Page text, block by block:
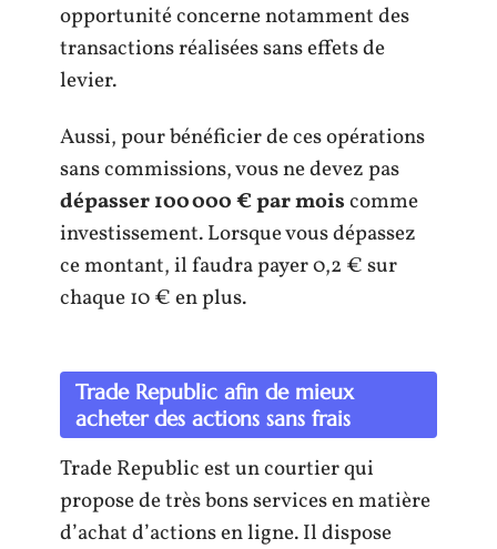
opportunité concerne notamment des
transactions réalisées sans effets de
levier.
Aussi, pour bénéficier de ces opérations
sans commissions, vous ne devez pas
dépasser 100 000 € par moiscomme
investissement. Lorsque vous dépassez
ce montant, il faudra payer 0,2 € sur
chaque 10 € en plus.
Trade Republic afin de mieux
acheter des actions sans frais
Trade Republic est un courtier qui
propose de très bons services en matière
d’achat d’actions en ligne. Il dispose